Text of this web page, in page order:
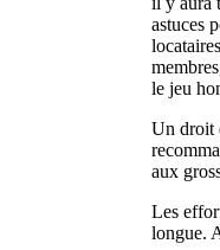
astuces
le jeu
Un droit
aux
Les
longue.